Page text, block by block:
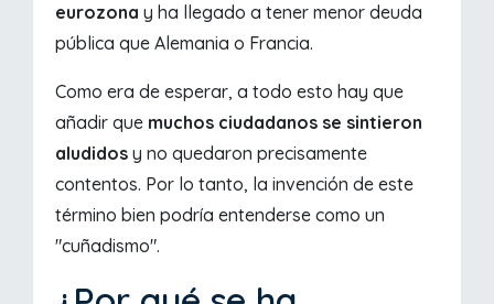
eurozona y ha llegado a tener menor deuda
pública que Alemania o Francia.
Como era de esperar, a todo esto hay que
añadir que muchos ciudadanos se sintieron
aludidos y no quedaron precisamente
contentos. Por lo tanto, la invención de este
término bien podría entenderse como un
"cuñadismo".